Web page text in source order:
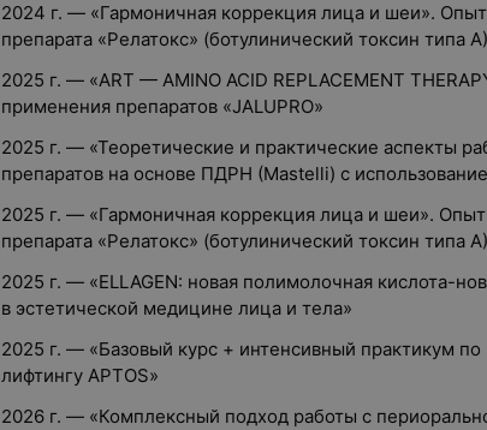
2024 г. — «Гармоничная коррекция лица и шеи».
препарата «Релатокс» (ботулинический токсин типа
2025 г. — «ART — AMINO ACID REPLACEMENT
применения препаратов «JALUPRO»
2025 г. — «Теоретические и практические аспекты
препаратов на основе ПДРН (Mastelli) с
2025 г. — «Гармоничная коррекция лица и шеи».
препарата «Релатокс» (ботулинический токсин типа А)
2025 г. — «ELLAGEN: новая полимолочная кислота-
в эстетической медицине лица и тела»
2025 г. — «Базовый курс + интенсивный практикум по
лифтингу APTOS»
2026 г. — «Комплексный подход работы с